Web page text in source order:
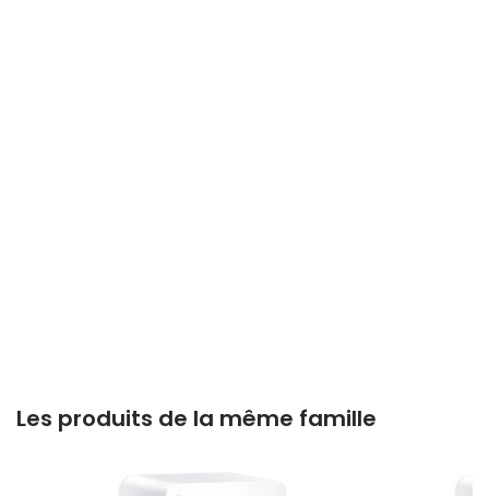
Les produits de la même famille